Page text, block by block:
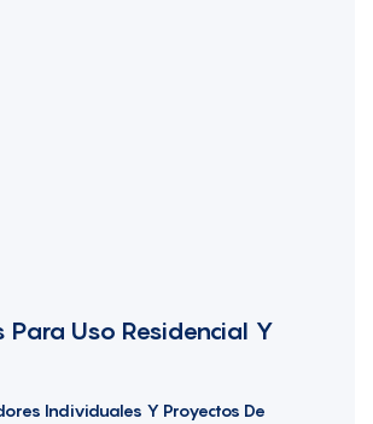
Para Uso Residencial Y
Individuales Y Proyectos De